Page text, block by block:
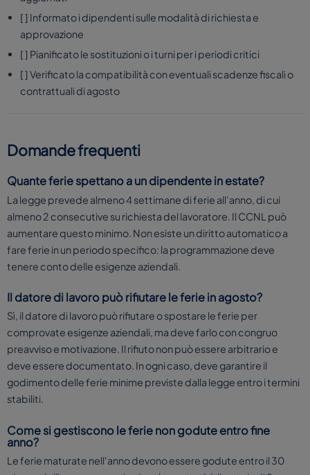
[ ] Informato i dipendenti sulle modalità di richiesta e
approvazione
[ ] Pianificato le sostituzioni o i turni per i periodi critici
[ ] Verificato la compatibilità con eventuali scadenze fiscali o
contrattuali di agosto
Domande frequenti
Quante ferie spettano a un dipendente in estate?
La legge prevede almeno 4 settimane di ferie all'anno, di cui
almeno 2 consecutive su richiesta del lavoratore. Il CCNL può
aumentare questo minimo. Non esiste un diritto automatico a
fare ferie in un periodo specifico: la programmazione deve
tenere conto delle esigenze aziendali.
Il datore di lavoro può rifiutare le ferie in agosto?
Sì, il datore di lavoro può rifiutare o spostare le ferie per
comprovate esigenze aziendali, ma deve farlo con congruo
preavviso e motivazione. Il rifiuto non può essere arbitrario e
deve essere documentato. In ogni caso, deve garantire il
godimento delle ferie minime previste dalla legge entro i termini
stabiliti.
Come si gestiscono le ferie non godute entro fine
anno?
Le ferie maturate nell'anno devono essere godute entro il 30